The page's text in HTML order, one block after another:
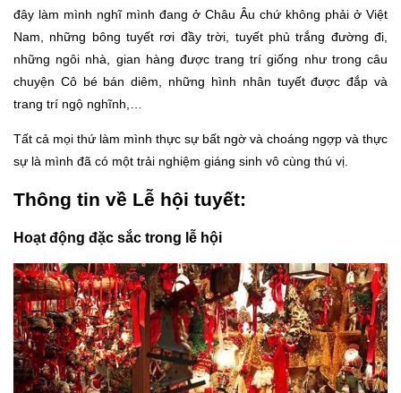
đây làm mình nghĩ mình đang ở Châu Âu chứ không phải ở Việt
Nam, những bông tuyết rơi đầy trời, tuyết phủ trắng đường đi,
những ngôi nhà, gian hàng được trang trí giống như trong câu
chuyện Cô bé bán diêm, những hình nhân tuyết được đắp và
trang trí ngộ nghĩnh,…
Tất cả mọi thứ làm mình thực sự bất ngờ và choáng ngợp và thực
sự là mình đã có một trải nghiệm giáng sinh vô cùng thú vị.
Thông tin về Lễ hội tuyết:
Hoạt động đặc sắc trong lễ hội